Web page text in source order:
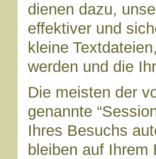
dienen dazu,
effektiver und
kleine
werden und die
Die meisten der
genannte
Ihres Besuchs
bleiben auf